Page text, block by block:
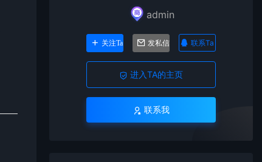
admin
关注Ta 发私信 联系Ta
进入TA的主页
联系我